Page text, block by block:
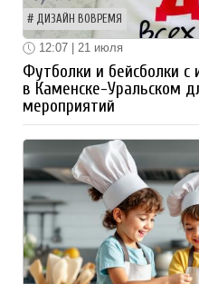
ДИЗАЙН ВОВРЕМЯ
12:07 | 21 июля
Футболки и бейсболки
в Каменске-Уральском
мероприятий